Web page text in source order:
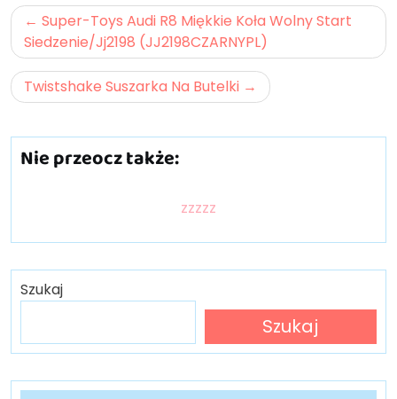
Nawigacja
wpisu
Super-Toys Audi R8 Miękkie Koła Wolny Start
Siedzenie/Jj2198 (JJ2198CZARNYPL)
Twistshake Suszarka Na Butelki
Nie przeocz także:
zzzzz
Szukaj
Szukaj